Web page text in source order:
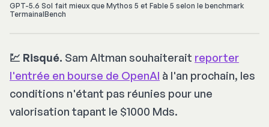
GPT-5.6 Sol fait mieux que Mythos 5 et Fable 5 selon le benchmark
TermainalBench
💹 Risqué. Sam Altman souhaiterait reporter
l'entrée en bourse de OpenAI à l'an prochain, les
conditions n'étant pas réunies pour une
valorisation tapant le $1000 Mds.